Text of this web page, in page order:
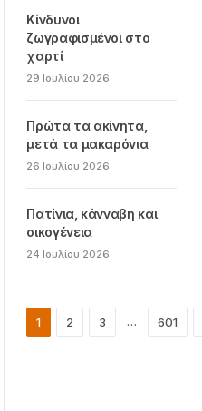
Κίνδυνοι
ζωγραφισμένοι στο
χαρτί
29 Ιουλίου 2026
Πρώτα τα ακίνητα,
μετά τα μακαρόνια
26 Ιουλίου 2026
Πατίνια, κάνναβη και
οικογένεια
24 Ιουλίου 2026
1 2 3 … 601